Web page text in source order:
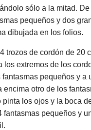
sólo a la mitad. De
pequeños y dos
dibujada en los folios.
trozos de cordón de 20
los extremos de los
pequeños y a
encima otro de los
pinta los ojos y la boca
fantasmas pequeños y